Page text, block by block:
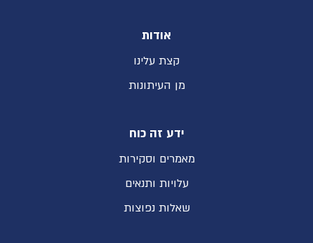
אודות
קצת עלינו
מן העיתונות
ידע זה כוח
מאמרים וסקירות
עלויות ותנאים
שאלות נפוצות